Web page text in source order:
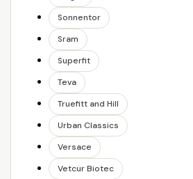
Sonnentor
Sram
Superfit
Teva
Truefitt and Hill
Urban Classics
Versace
Vetcur Biotec